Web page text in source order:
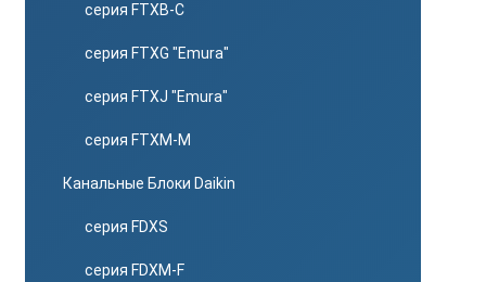
серия FTXB-C
серия FTXG "Emura"
серия FTXJ "Emura"
серия FTXM-M
Канальные Блоки Daikin
серия FDXS
серия FDXM-F